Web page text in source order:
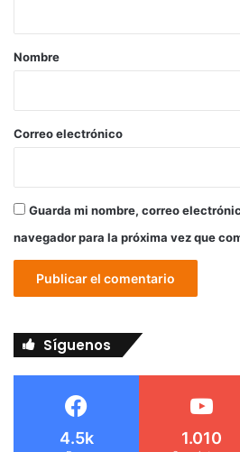
r
*
Nombre
Correo electrónico
Guarda mi nombre, correo
navegador para la próxima vez que
Síguenos
4.5k 1.010